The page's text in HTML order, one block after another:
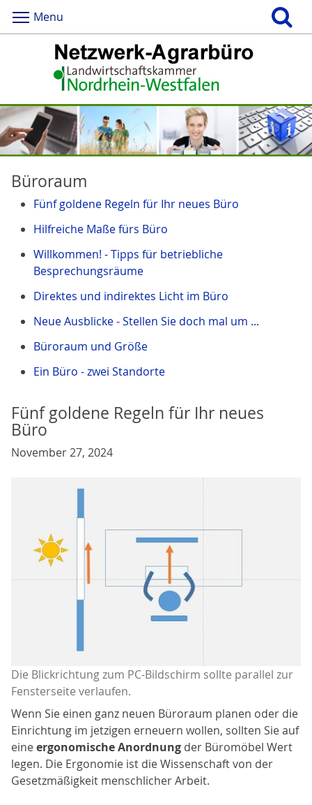
Menu
Büroraum
Fünf goldene Regeln für Ihr neues Büro
Hilfreiche Maße fürs Büro
Willkommen! - Tipps für betriebliche
Besprechungsräume
Direktes und indirektes Licht im Büro
Neue Ausblicke - Stellen Sie doch mal um ...
Büroraum und Größe
Ein Büro - zwei Standorte
Fünf goldene Regeln für Ihr neues
Büro
November 27, 2024
Die Blickrichtung zum PC-Bildschirm sollte parallel zur
Fensterseite verlaufen.
Wenn Sie einen ganz neuen Büroraum planen oder die
Einrichtung im jetzigen erneuern wollen, sollten Sie auf
eineergonomische Anordnung der Büromöbel Wert
legen. Die Ergonomie ist die Wissenschaft von der
Gesetzmäßigkeit menschlicher Arbeit.